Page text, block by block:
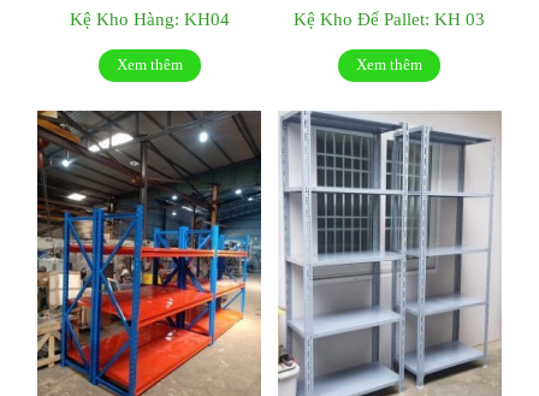
Kệ Kho Hàng: KH04
Xem thêm
Kệ Kho Để Pallet: KH 03
Xem thêm